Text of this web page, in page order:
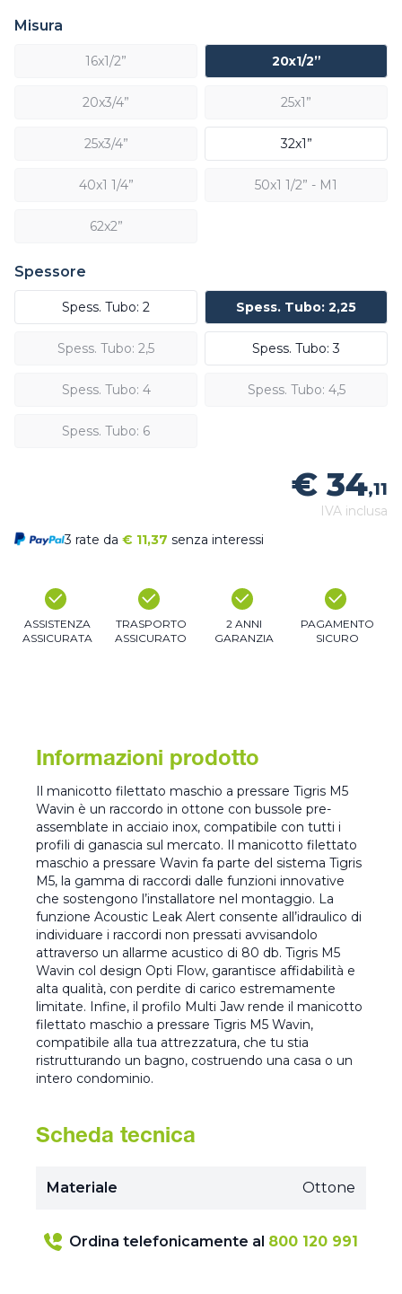
Misura
16x1/2” 20x1/2”
20x3/4” 25x1”
25x3/4” 32x1”
40x1 1/4” 50x1 1/2” - M1
62x2”
Spessore
Spess. Tubo: 2 Spess. Tubo: 2,25
Spess. Tubo: 2,5 Spess. Tubo: 3
Spess. Tubo: 4 Spess. Tubo: 4,5
Spess. Tubo: 6
€ 34,11
IVA inclusa
3 rate da € 11,37 senza interessi
ASSISTENZA
ASSICURATA
TRASPORTO
ASSICURATO
2 ANNI
GARANZIA
PAGAMENTO
SICURO
Informazioni prodotto
Il manicotto filettato maschio a pressare Tigris M5
Wavin è un raccordo in ottone con bussole pre-
assemblate in acciaio inox, compatibile con tutti i
profili di ganascia sul mercato. Il manicotto filettato
maschio a pressare Wavin fa parte del sistema Tigris
M5, la gamma di raccordi dalle funzioni innovative
che sostengono l’installatore nel montaggio. La
funzione Acoustic Leak Alert consente all’idraulico di
individuare i raccordi non pressati avvisandolo
attraverso un allarme acustico di 80 db. Tigris M5
Wavin col design Opti Flow, garantisce affidabilità e
alta qualità, con perdite di carico estremamente
limitate. Infine, il profilo Multi Jaw rende il manicotto
filettato maschio a pressare Tigris M5 Wavin,
compatibile alla tua attrezzatura, che tu stia
ristrutturando un bagno, costruendo una casa o un
intero condominio.
Scheda tecnica
Materiale Ottone
Ordina telefonicamente al 800 120 991